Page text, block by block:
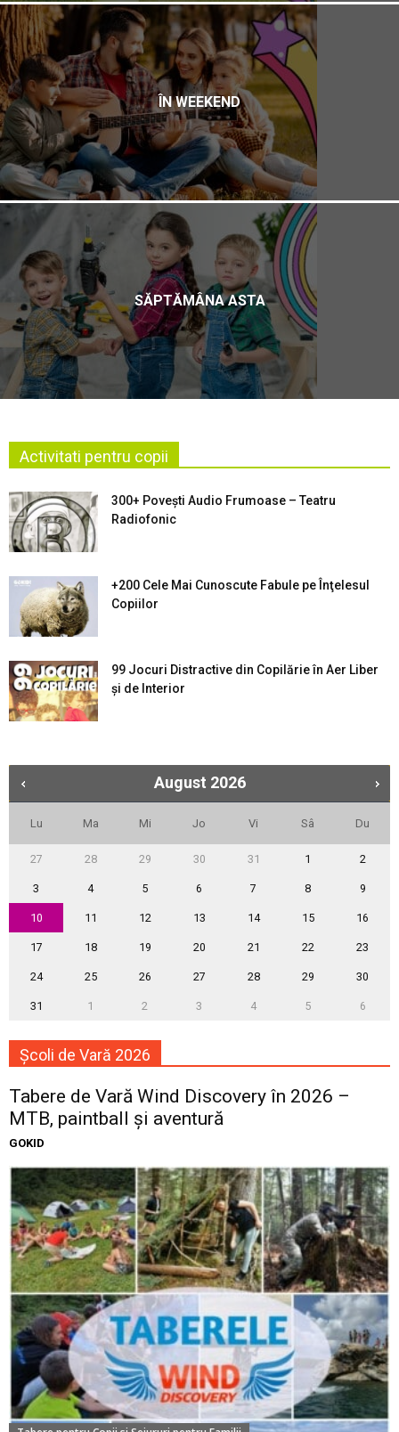
ÎN WEEKEND
SĂPTĂMÂNA ASTA
Activitati pentru copii
300+ Povești Audio Frumoase – Teatru
Radiofonic
+200 Cele Mai Cunoscute Fabule pe Înţelesul
Copiilor
99 Jocuri Distractive din Copilărie în Aer Liber
şi de Interior
August 2026
Lu Ma Mi Jo Vi Sâ Du
27 28 29 30 31 1 2
3 4 5 6 7 8 9
10 11 12 13 14 15 16
17 18 19 20 21 22 23
24 25 26 27 28 29 30
31 1 2 3 4 5 6
Școli de Vară 2026
Tabere de Vară Wind Discovery în 2026 –
MTB, paintball și aventură
GOKID